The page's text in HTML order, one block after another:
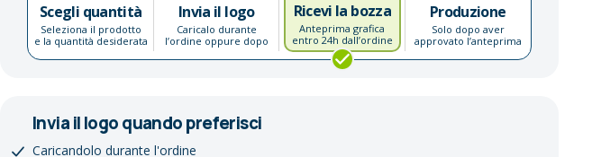
Scegli quantità
Seleziona il prodotto
e la quantità desiderata
Invia il logo
Caricalo durante
l’ordine oppure dopo
Ricevi la bozza
Anteprima grafica
entro 24h dall’ordine
Produzione
Solo dopo aver
approvato l’anteprima
Invia il logo quando preferisci
Caricandolo durante l'ordine